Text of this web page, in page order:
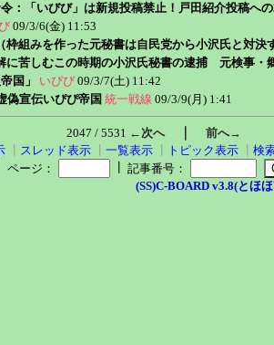
：「いびび」は新規投稿禁止！戸田紹介投稿へ
09/3/6(金) 11:53
枠組みを作った元秘書は自民党から小沢氏と対決
に苦しむこの時期の小沢氏秘書の逮捕 元検事・
国」
いぴぴ 09/3/7(土) 11:42
偽宣伝いぴぴ帝国 統一戦線 09/3/9(月) 1:41
2047 / 5531 ←次へ｜ 前へ→
スレッド表示 一覧表示 トピック表示
検
ページ：
記事番号：
(SS)C-BOARD v3.8(とほ